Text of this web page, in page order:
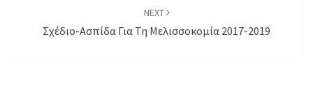
NEXT
Σχέδιο-Ασπίδα Για Τη Μελισσοκομία 2017-2019